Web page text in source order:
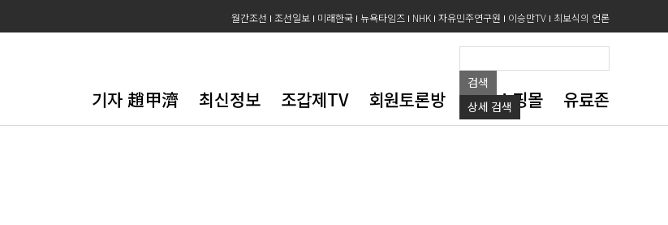
월간조선 조선일보 미래한국 뉴욕타임즈 NHK 자유민주연구원 이승만TV 최보식의 언론
검색
상세 검색
기자 趙甲濟 최신정보 조갑제TV 회원토론방 도서쇼핑몰 유료존